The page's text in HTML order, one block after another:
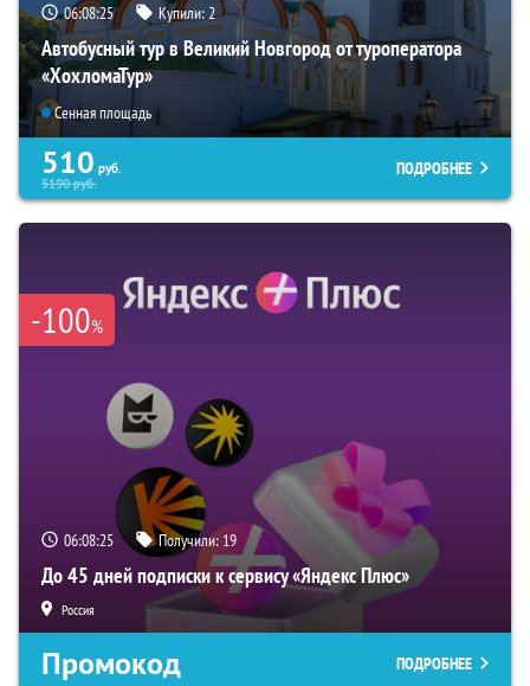
06:08:24 Купили:2
Автобусный тур в Великий Новгород от туроператора
«ХохломаТур»
Сенная площадь
510 руб.
5190руб.
ПОДРОБНЕЕ
-100%
06:08:24 Получили: 19
До 45 дней подписки к сервису «Яндекс Плюс»
Россия
Промокод ПОДРОБНЕЕ